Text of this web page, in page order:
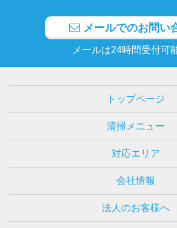
メールでのお問い
メールは24時間受付可
トップページ
清掃メニュー
対応エリア
会社情報
法人のお客様へ